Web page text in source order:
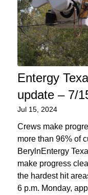
Entergy
update – 7/
Jul 15, 2024
Crews make
more than 96% of
BerylnEntergy
make progress
the hardest hit
6 p.m. Monday,